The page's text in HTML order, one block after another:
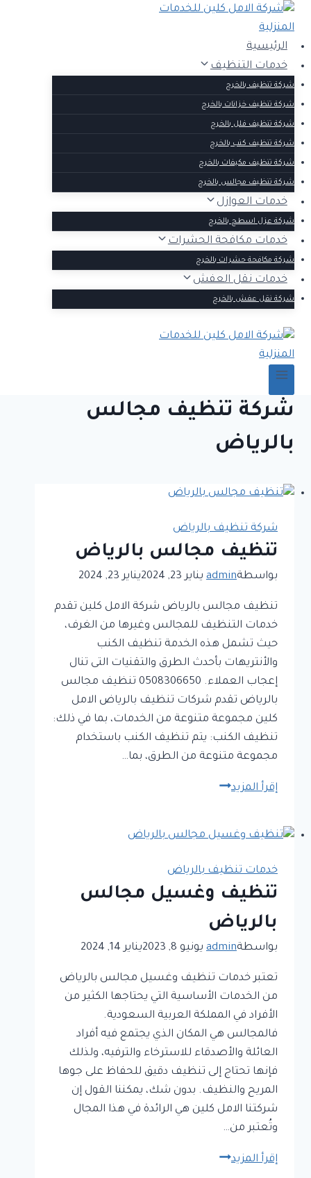
التجاوز
المحتوىالرئيسية
خدمات التنظيف
شركة تنظيف بالخرج
شركة تنظيف خزانات بالخرج
شركة تنظيف فلل بالخرج
شركة تنظيف كنب بالخرج
شركة تنظيف مكيفات بالخرج
شركة تنظيف مجالس بالخرج
خدمات العوازل
شركة عزل اسطح بالخرج
خدمات مكافحة الحشرات
شركة مكافحة حشرات بالخرج
خدمات نقل العفش
شركة نقل عفش بالخرج
شركة تنظيف مجالس
بالرياض
شركة تنظيف بالرياض
تنظيف مجالس بالرياض
بواسطةadmin يناير 23, 2024 يناير 23, 2024
تنظيف مجالس بالرياض شركة الامل كلين تقدم
خدمات التنظيف للمجالس وغيرها من الغرف،
حيث تشمل هذه الخدمة تنظيف الكنب
والأنتريهات بأحدث الطرق والتقنيات التى تنال
إعجاب العملاء. 0508306650 تنظيف مجالس
بالرياض تقدم شركات تنظيف بالرياض الامل
كلين مجموعة متنوعة من الخدمات، بما في ذلك:
تنظيف الكنب: يتم تنظيف الكنب باستخدام
مجموعة متنوعة من الطرق، بما…
إقرأ المزيدتنظيف
خدمات تنظيف بالرياض
تنظيف وغسيل مجالس
بالرياض
بواسطةadmin يونيو 8, 2023 يناير 14, 2024
تعتبر خدمات تنظيف وغسيل مجالس بالرياض
من الخدمات الأساسية التي يحتاجها الكثير من
الأفراد في المملكة العربية السعودية.
فالمجالس هي المكان الذي يجتمع فيه أفراد
العائلة والأصدقاء للاسترخاء والترفيه، ولذلك
فإنها تحتاج إلى تنظيف دقيق للحفاظ على جوها
المريح والنظيف. بدون شك، يمكننا القول إن
شركتنا الامل كلين هي الرائدة في هذا المجال
وتُعتبر من…
إقرأ المزيدتنظيف